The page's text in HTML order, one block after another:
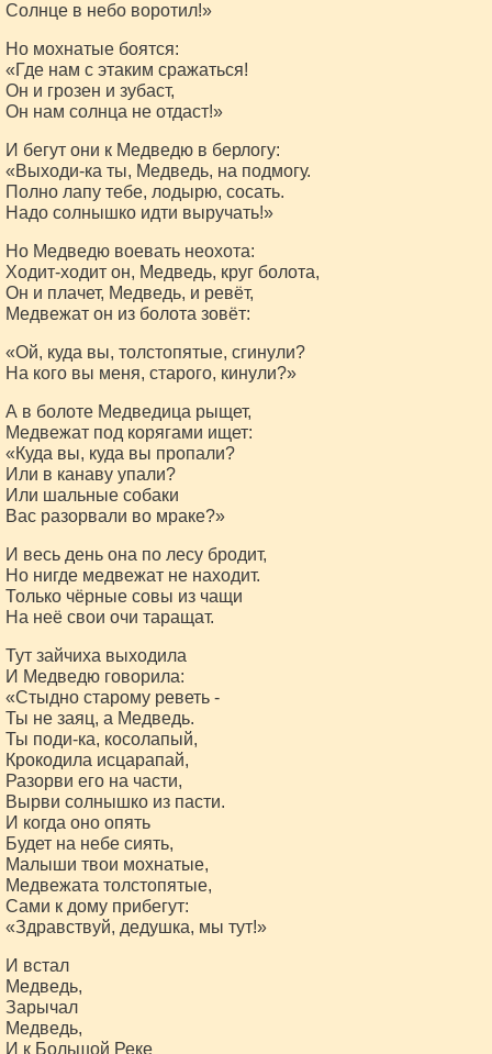
Солнце в небо воротил!»
Но мохнатые боятся:
«Где нам с этаким сражаться!
Он и грозен и зубаст,
Он нам солнца не отдаст!»
И бегут они к Медведю в берлогу:
«Выходи-ка ты, Медведь, на подмогу.
Полно лапу тебе, лодырю, сосать.
Надо солнышко идти выручать!»
Но Медведю воевать неохота:
Ходит-ходит он, Медведь, круг болота,
Он и плачет, Медведь, и ревёт,
Медвежат он из болота зовёт:
«Ой, куда вы, толстопятые, сгинули?
На кого вы меня, старого, кинули?»
А в болоте Медведица рыщет,
Медвежат под корягами ищет:
«Куда вы, куда вы пропали?
Или в канаву упали?
Или шальные собаки
Вас разорвали во мраке?»
И весь день она по лесу бродит,
Но нигде медвежат не находит.
Только чёрные совы из чащи
На неё свои очи таращат.
Тут зайчиха выходила
И Медведю говорила:
«Стыдно старому реветь -
Ты не заяц, а Медведь.
Ты поди-ка, косолапый,
Крокодила исцарапай,
Разорви его на части,
Вырви солнышко из пасти.
И когда оно опять
Будет на небе сиять,
Малыши твои мохнатые,
Медвежата толстопятые,
Сами к дому прибегут:
«Здравствуй, дедушка, мы тут!»
И встал
Медведь,
Зарычал
Медведь,
И к Большой Реке